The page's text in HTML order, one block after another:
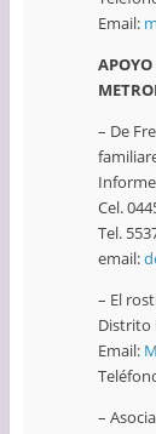
Email:
– De
Cel.
Tel.
email:
– El
Distrito
Email:
–